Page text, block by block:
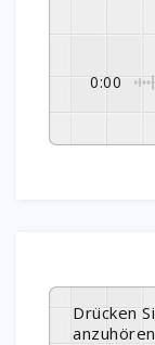
0:00
Drücken Sie „Play“, um diesen Inhalt
anzuhören